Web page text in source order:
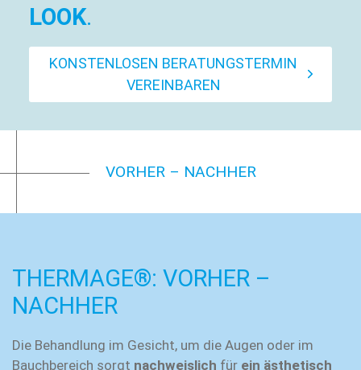
LOOK.
KONSTENLOSEN BERATUNGSTERMIN
VEREINBAREN
VORHER – NACHHER
THERMAGE®: VORHER –
NACHHER
Die Behandlung im Gesicht, um die Augen oder im
Bauchbereich sorgt nachweislich für ein ästhetisch